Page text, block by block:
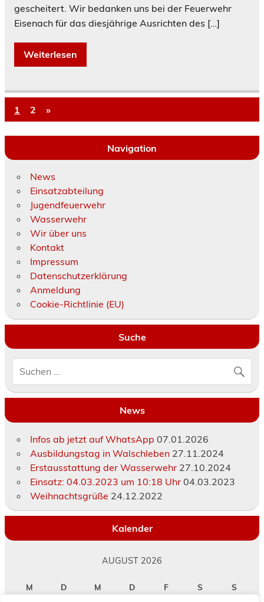
gescheitert. Wir bedanken uns bei der Feuerwehr
Eisenach für das diesjährige Ausrichten des […]
Weiterlesen
1 2 »
Navigation
News
Einsatzabteilung
Jugendfeuerwehr
Wasserwehr
Wir über uns
Kontakt
Impressum
Datenschutzerklärung
Anmeldung
Cookie-Richtlinie (EU)
Suche
News
Infos ab jetzt auf WhatsApp 07.01.2026
Ausbildungstag in Walschleben 27.11.2024
Erstausstattung der Wasserwehr 27.10.2024
Einsatz: 04.03.2023 um 10:18 Uhr 04.03.2023
Weihnachtsgrüße 24.12.2022
Kalender
AUGUST 2026
M D M D F S S